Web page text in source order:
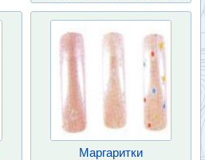
Маргаритки